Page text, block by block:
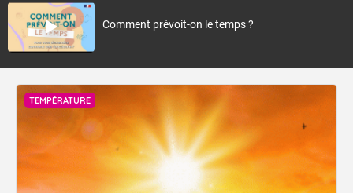
Comment prévoit-on le temps ?
TEMPÉRATURE